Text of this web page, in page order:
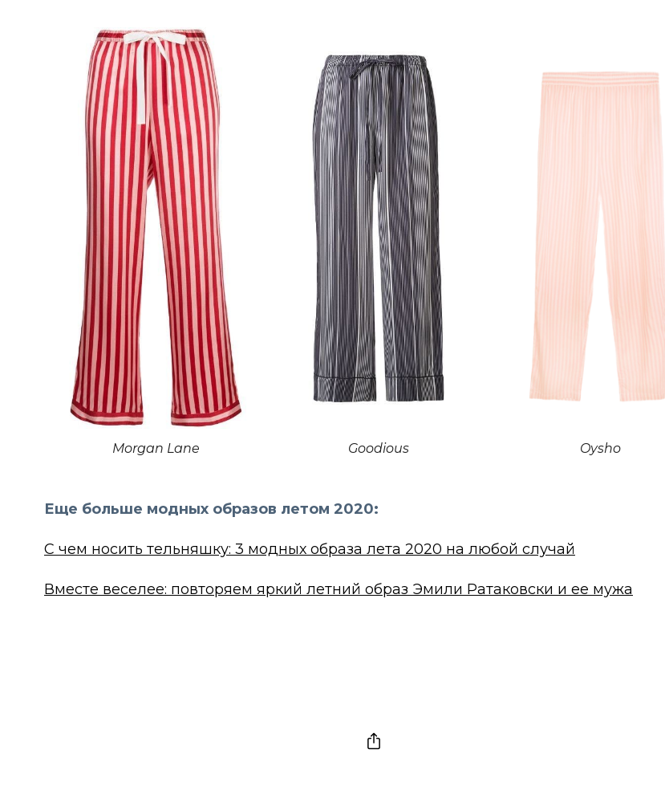
Morgan Lane Goodious Oysho
Еще больше модных образов летом 2020:
С чем носить тельняшку: 3 модных образа лета 2020 на любой случай
Вместе веселее: повторяем яркий летний образ Эмили Ратаковски и ее мужа